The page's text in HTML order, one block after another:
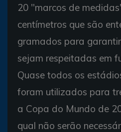
20 "marcos de
centímetros que são
gramados para
sejam respeitadas em
Quase todos os
foram utilizados para
a Copa do Mundo de
qual não serão